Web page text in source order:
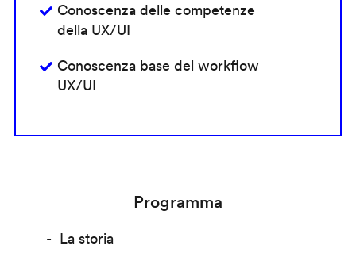
Conoscenza delle competenze
della UX/UI
Conoscenza base del workflow
UX/UI
Programma
La storia